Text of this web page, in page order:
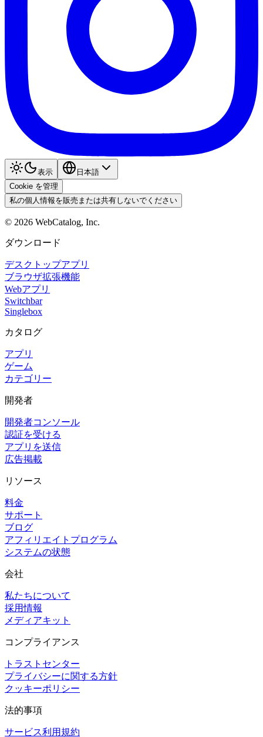
表示
日本語
Cookie を管理
私の個人情報を販売または共有しないでください
© 2026 WebCatalog, Inc.
ダウンロード
デスクトップアプリ
ブラウザ拡張機能
Webアプリ
Switchbar
Singlebox
カタログ
アプリ
ゲーム
カテゴリー
開発者
開発者コンソール
認証を受ける
アプリを送信
広告掲載
リソース
料金
サポート
ブログ
アフィリエイトプログラム
システムの状態
会社
私たちについて
採用情報
メディアキット
コンプライアンス
トラストセンター
プライバシーに関する方針
クッキーポリシー
法的事項
サービス利用規約